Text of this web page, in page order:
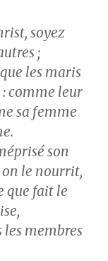
soyez
;
les maris
comme leur
sa femme
son
on le nourrit,
que fait le
les membres